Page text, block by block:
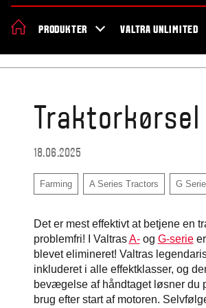
PRODUKTER VALTRA UNLIMITED
18.06.2025
Farming A Series Tractors G
Det er mest effektivt at betjene en
problemfri! I ValtrasA-og G-serieer
blevet elimineret! Valtras
inkluderet i alle effektklasser, og
bevægelse af håndtaget løsner du
brug efter start af motoren.